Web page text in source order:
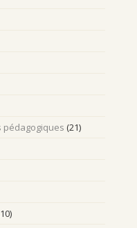
pédagogiques (21)